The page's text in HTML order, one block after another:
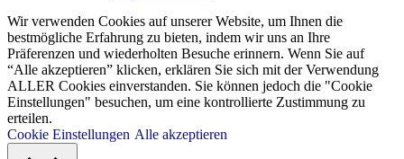
Wir verwenden Cookies auf unserer Website, um Ihnen die
bestmögliche Erfahrung zu bieten, indem wir uns an Ihre
Präferenzen und wiederholten Besuche erinnern. Wenn Sie auf
“Alle akzeptieren” klicken, erklären Sie sich mit der Verwendung
ALLER Cookies einverstanden. Sie können jedoch die "Cookie
Einstellungen" besuchen, um eine kontrollierte Zustimmung zu
erteilen.
Cookie Einstellungen Alle akzeptieren